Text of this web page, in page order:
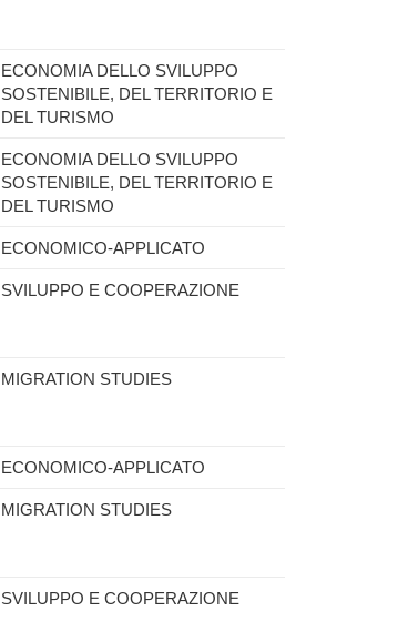
ECONOMIA DELLO SVILUPPO
SOSTENIBILE, DEL TERRITORIO E
DEL TURISMO
ECONOMIA DELLO SVILUPPO
SOSTENIBILE, DEL TERRITORIO E
DEL TURISMO
ECONOMICO-APPLICATO
SVILUPPO E COOPERAZIONE
MIGRATION STUDIES
ECONOMICO-APPLICATO
MIGRATION STUDIES
SVILUPPO E COOPERAZIONE